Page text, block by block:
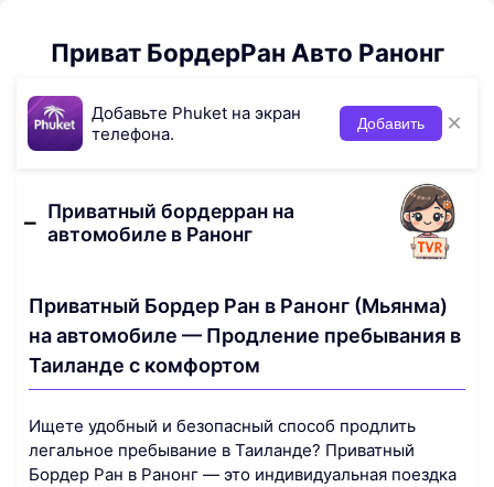
Приват БордерРан Авто Ранонг
Добавьте Phuket на экран
телефона.
Добавить ×
Приватный бордерран на
автомобиле в Ранонг
Приватный Бордер Ран в Ранонг (Мьянма)
на автомобиле — Продление пребывания в
Таиланде с комфортом
Ищете удобный и безопасный способ продлить
легальное пребывание в Таиланде? Приватный
Бордер Ран в Ранонг — это индивидуальная поездка